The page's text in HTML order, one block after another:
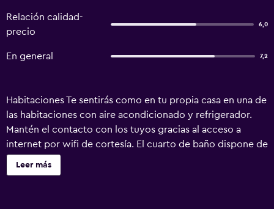
Relación calidad-
precio
6,0
En general 7,2
Habitaciones Te sentirás como en tu propia casa en una de
las habitaciones con aire acondicionado y refrigerador.
Mantén el contacto con los tuyos gracias al acceso a
internet por wifi de cortesía. El cuarto de baño dispone de
ducha, artículos de tocador gratuitos y secador de pelo.
Las comodidades incluyen escritorio y tetera/pava
Leer más